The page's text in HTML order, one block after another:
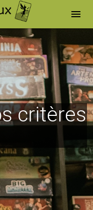
menu
critères